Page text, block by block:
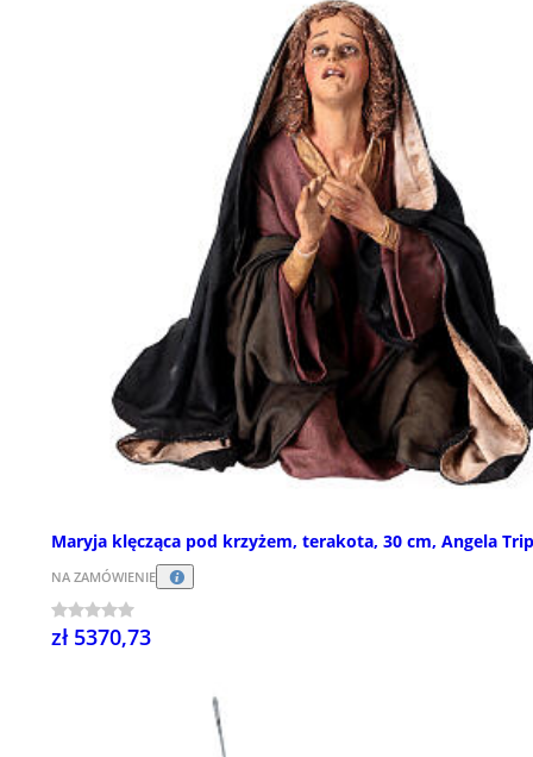
Maryja klęcząca pod krzyżem, terakota, 30 cm, Angela
NA ZAMÓWIENIE
zł 5370,73